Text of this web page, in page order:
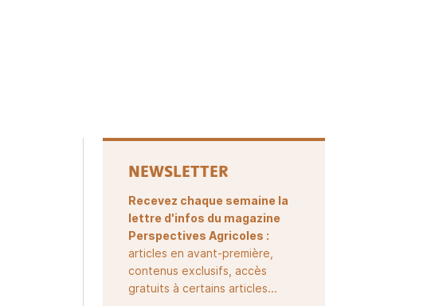
NEWSLETTER
Recevez chaque semaine la
lettre d'infos du magazine
Perspectives Agricoles :
articles en avant-première,
contenus exclusifs, accès
gratuits à certains articles...